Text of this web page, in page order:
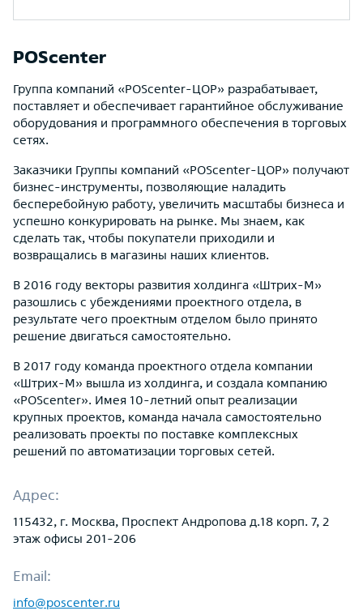
POScenter
Группа компаний «POScenter-ЦОР» разрабатывает,
поставляет и обеспечивает гарантийное обслуживание
оборудования и программного обеспечения в торговых
сетях.
Заказчики Группы компаний «POScenter-ЦОР» получают
бизнес-инструменты, позволяющие наладить
бесперебойную работу, увеличить масштабы бизнеса и
успешно конкурировать на рынке. Мы знаем, как
сделать так, чтобы покупатели приходили и
возвращались в магазины наших клиентов.
В 2016 году векторы развития холдинга «Штрих-М»
разошлись с убеждениями проектного отдела, в
результате чего проектным отделом было принято
решение двигаться самостоятельно.
В 2017 году команда проектного отдела компании
«Штрих-М» вышла из холдинга, и создала компанию
«POScenter». Имея 10-летний опыт реализации
крупных проектов, команда начала самостоятельно
реализовать проекты по поставке комплексных
решений по автоматизации торговых сетей.
Адрес:
115432, г. Москва, Проспект Андропова д.18 корп. 7, 2
этаж офисы 201-206
Email:
info@poscenter.ru